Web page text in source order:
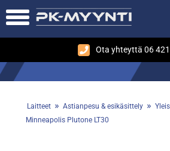
Ota yhteyttä 06
Laitteet » Astianpesu & esikäsittely »
Minneapolis Plutone LT30